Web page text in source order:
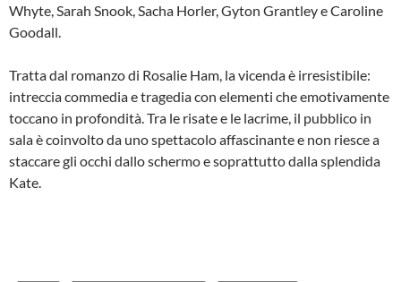
Whyte, Sarah Snook, Sacha Horler, Gyton Grantley e Caroline
Goodall.
Tratta dal romanzo di Rosalie Ham, la vicenda è irresistibile:
intreccia commedia e tragedia con elementi che emotivamente
toccano in profondità. Tra le risate e le lacrime, il pubblico in
sala è coinvolto da uno spettacolo affascinante e non riesce a
staccare gli occhi dallo schermo e soprattutto dalla splendida
Kate.